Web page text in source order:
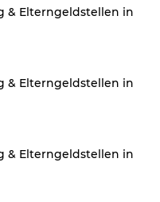
& Elterngeldstellen in
& Elterngeldstellen in
& Elterngeldstellen in